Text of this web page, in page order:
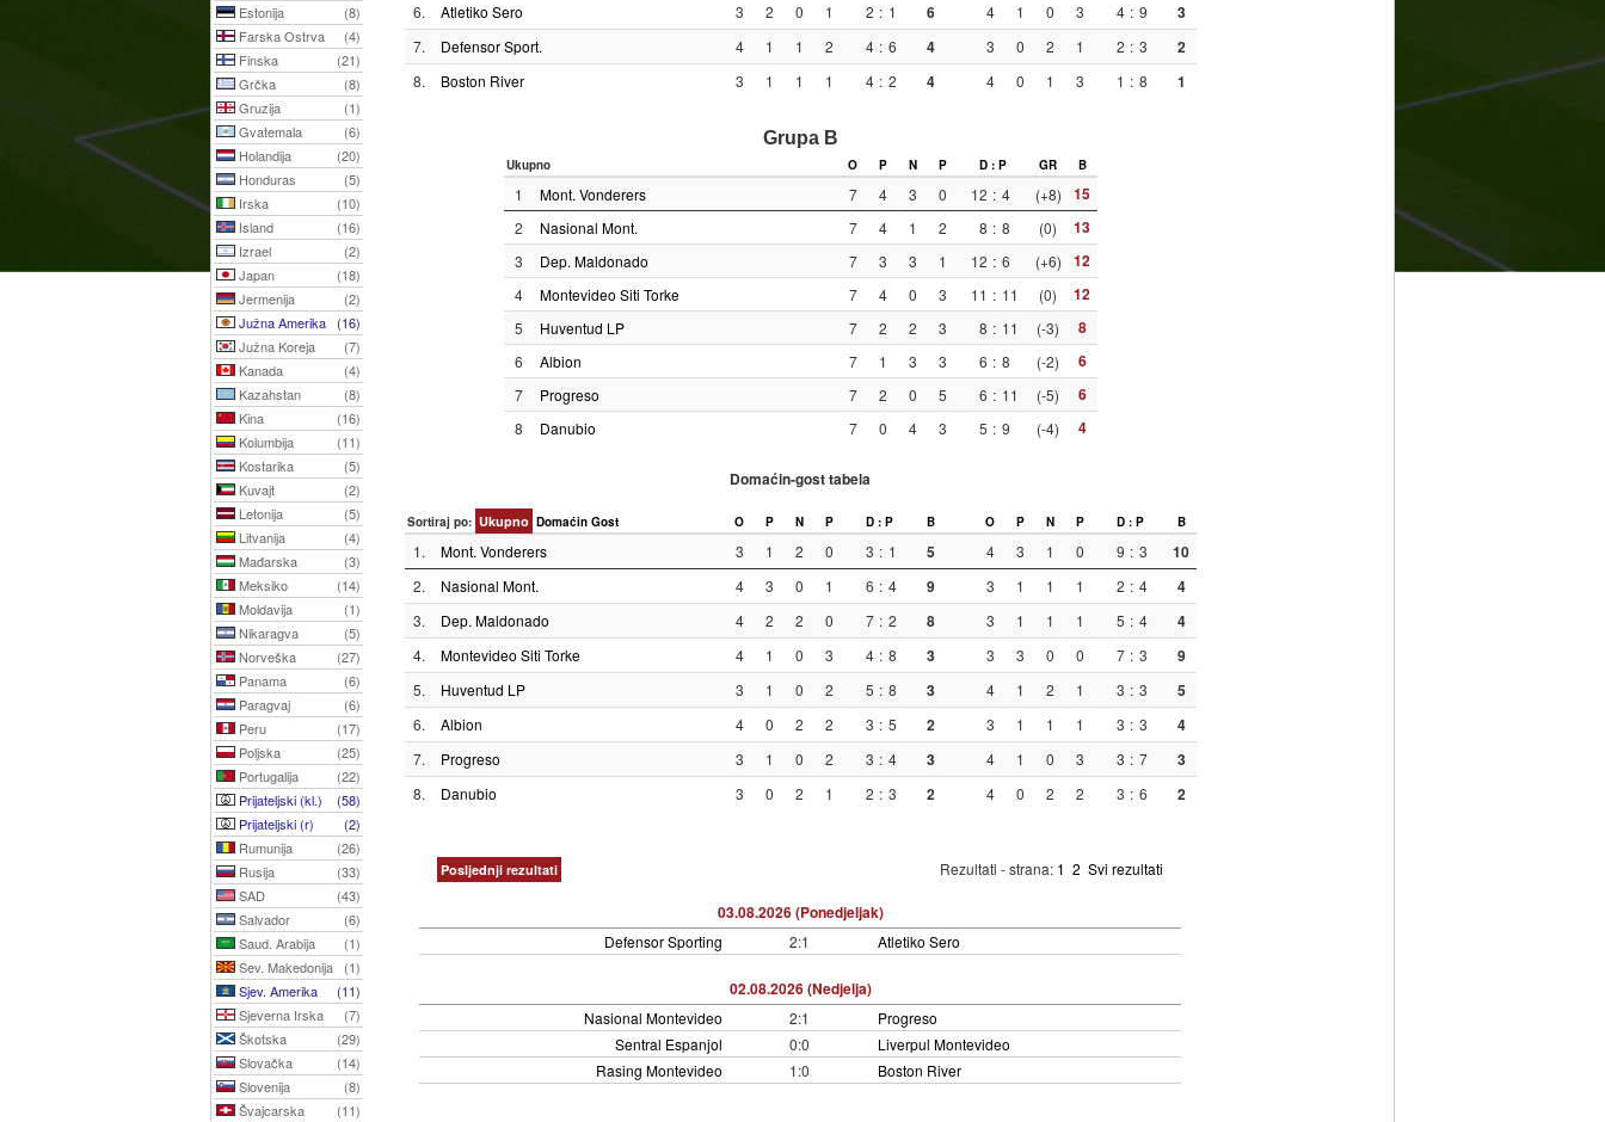
Estonija
(8)
Farska Ostrva
(4)
Finska
(21)
Grčka
(8)
Gruzija
(1)
Gvatemala
(6)
Holandija
(20)
Honduras
(5)
Irska
(10)
Island
(16)
Izrael
(2)
Japan
(18)
Jermenija
(2)
Južna Amerika (16)
Južna Koreja
(7)
Kanada
(4)
Kazahstan
(8)
Kina
(16)
Kolumbija
(11)
Kostarika
(5)
Kuvajt
(2)
Letonija
(5)
Litvanija
(4)
Mađarska
(3)
Meksiko
(14)
Moldavija
(1)
Nikaragva
(5)
Norveška
(27)
Panama
(6)
Paragvaj
(6)
Peru
(17)
Poljska
(25)
Portugalija
(22)
Prijateljski (kl.)
(58)
Prijateljski (r)
(2)
Rumunija
(26)
Rusija
(33)
SAD
(43)
Salvador
(6)
Saud. Arabija
(1)
Sev. Makedonija
(1)
Sjev. Amerika
(11)
Sjeverna Irska
(7)
Škotska
(29)
Slovačka
(14)
Slovenija
(8)
Švajcarska
(11)
6. Atletiko Sero 3 2 0 1 2 : 1 6 4 1 0 3 4 : 9 3
7. Defensor Sport. 4 1 1 2 4 : 6 4 3 0 2 1 2 : 3 2
8. Boston River 3 1 1 1 4 : 2 4 4 0 1 3 1 : 8 1
Grupa B
Ukupno O P N P D : P GR B
1 Mont. Vonderers 7 4 3 0 12 : 4 (+8) 15
2 Nasional Mont. 7 4 1 2 8 : 8 (0) 13
3 Dep. Maldonado 7 3 3 1 12 : 6 (+6) 12
4 Montevideo Siti Torke 7 4 0 3 11 : 11 (0) 12
5 Huventud LP 7 2 2 3 8 : 11 (-3) 8
6 Albion 7 1 3 3 6 : 8 (-2) 6
7 Progreso 7 2 0 5 6 : 11 (-5) 6
8 Danubio 7 0 4 3 5 : 9 (-4) 4
Domaćin-gost tabela
Sortiraj po: Ukupno Domaćin Gost O P N P D : P B O P N P D : P B
1. Mont. Vonderers 3 1 2 0 3 : 1 5 4 3 1 0 9 : 3 10
2. Nasional Mont. 4 3 0 1 6 : 4 9 3 1 1 1 2 : 4 4
3. Dep. Maldonado 4 2 2 0 7 : 2 8 3 1 1 1 5 : 4 4
4. Montevideo Siti Torke 4 1 0 3 4 : 8 3 3 3 0 0 7 : 3 9
5. Huventud LP 3 1 0 2 5 : 8 3 4 1 2 1 3 : 3 5
6. Albion 4 0 2 2 3 : 5 2 3 1 1 1 3 : 3 4
7. Progreso 3 1 0 2 3 : 4 3 4 1 0 3 3 : 7 3
8. Danubio 3 0 2 1 2 : 3 2 4 0 2 2 3 : 6 2
Posljednji rezultati Rezultati - strana: 1 2 Svi rezultati
03.08.2026 (Ponedjeljak)
Defensor Sporting 2:1 Atletiko Sero
02.08.2026 (Nedjelja)
Nasional Montevideo 2:1
Progreso
Sentral Espanjol
0:0
Liverpul Montevideo
Rasing Montevideo
1:0 Boston River